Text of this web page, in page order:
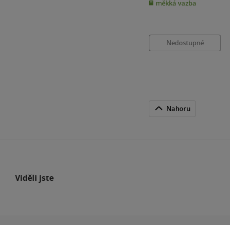
5
hvězdiček
měkká vazba
Nedostupné
Nahoru
Viděli jste